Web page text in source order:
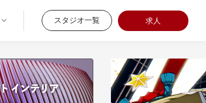
スタジオ一覧 求人